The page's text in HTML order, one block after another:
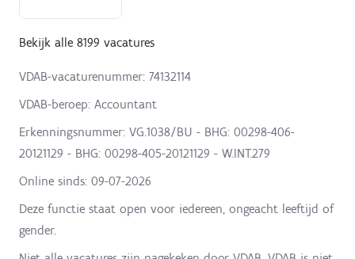
Bekijk alle 8199 vacatures
VDAB-vacaturenummer: 74132114
VDAB-beroep: Accountant
Erkenningsnummer: VG.1038/BU - BHG: 00298-406-
20121129 - BHG: 00298-405-20121129 - W.INT.279
Online sinds: 09-07-2026
Deze functie staat open voor iedereen, ongeacht leeftijd of
gender.